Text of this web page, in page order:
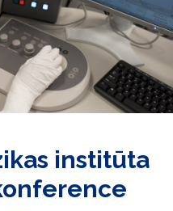
institūta